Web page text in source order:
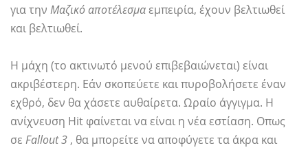
για την Μαζικό αποτέλεσμαεμπειρία, έχουν βελτιωθεί
και βελτιωθεί.
Η μάχη (το ακτινωτό μενού επιβεβαιώνεται) είναι
ακριβέστερη. Εάν σκοπεύετε και πυροβολήσετε έναν
εχθρό, δεν θα χάσετε αυθαίρετα. Ωραίο άγγιγμα. Η
ανίχνευση Hit φαίνεται να είναι η νέα εστίαση. Οπως
σε Fallout 3 , θα μπορείτε να αποφύγετε τα άκρα και